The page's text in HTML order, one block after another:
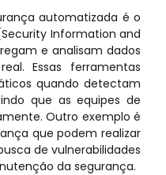
automatizada é o
Information and
e analisam dados
Essas ferramentas
quando detectam
que as equipes de
Outro exemplo é
que podem realizar
de vulnerabilidades
da segurança.